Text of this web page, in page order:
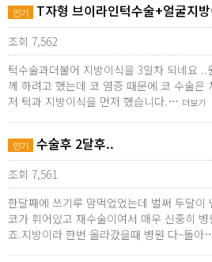
인기 T자형 브이라인턱수술+얼굴지
조회 7,562
턱수술과더불어 지방이식을 3일차 되네요
께 하려고 했는데 코 염증 때문에 코 수술은
저 턱과 지방이식을 먼저 했습니다.… 더보기
인기 수술후 2달후..
조회 7,561
한달째에 쓰기루 맘먹었었는데 벌써 두달
코가 휘어있고 재수술이여서 매우 신중히
죠.지방이라 한번 올라갔을때 병원 다~돌아